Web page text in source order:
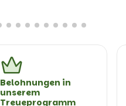
Belohnungen in
unserem
Treueprogramm